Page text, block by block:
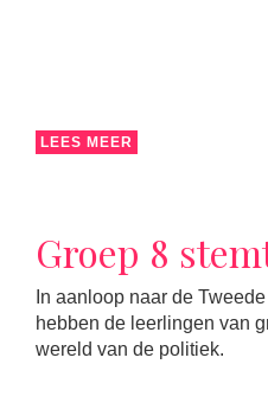
LEES MEER
Groep 8
In aanloop naar de
hebben de leerlingen van
wereld van de politiek.